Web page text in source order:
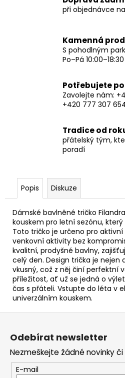
při objednávce
Kamenná
S pohodlným
Po–Pá
Potřebujete
Zavolejte nám:
+420 777 307
Tradice od
přátelský tým,
poradí
Popis Diskuze
Dámské bavlněné tričko
kouskem pro letní sezónu,
Toto tričko je určeno pro
venkovní aktivity bez
kvalitní, prodyšné bavlny,
celý den. Design trička je nejen
vkusný, což z něj činí perfektní
příležitost, ať už se jedná o
čas s přáteli. Vstupte do léta v
univerzálním kouskem.
Z
Odebírat newsletter
Nezmeškejte žádné novinky či
E-mail